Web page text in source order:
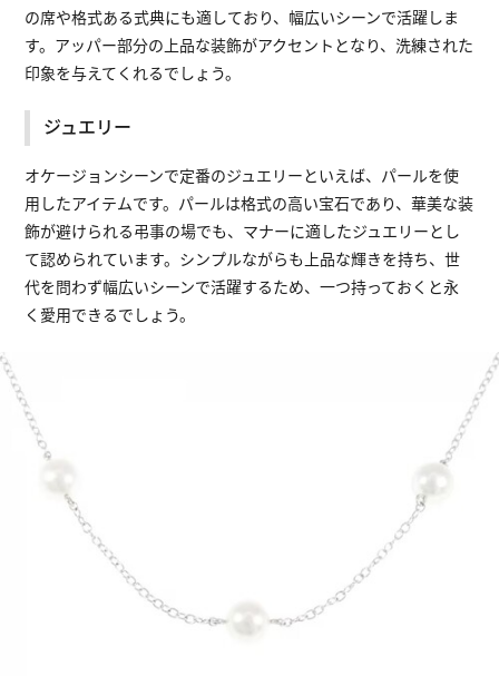
の席や格式ある式典にも適しており、幅広いシーンで活躍しま
す。アッパー部分の上品な装飾がアクセントとなり、洗練された
印象を与えてくれるでしょう。
ジュエリー
オケージョンシーンで定番のジュエリーといえば、パールを使
用したアイテムです。パールは格式の高い宝石であり、華美な装
飾が避けられる弔事の場でも、マナーに適したジュエリーとし
て認められています。シンプルながらも上品な輝きを持ち、世
代を問わず幅広いシーンで活躍するため、一つ持っておくと永
く愛用できるでしょう。